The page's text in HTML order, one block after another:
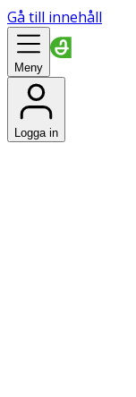
Gå till innehåll
Meny
Logga in